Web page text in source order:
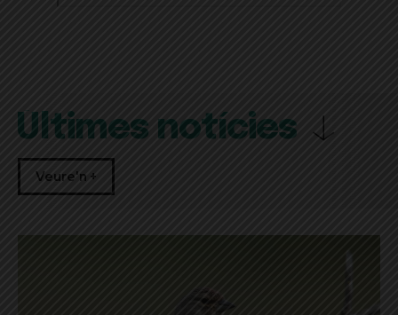
Últimes notícies
Veure'n +